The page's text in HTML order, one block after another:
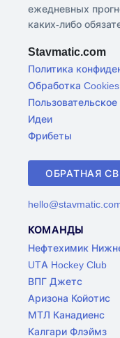
ежедневных
каких-либо
Stavmatic.com
Политика
Обработка Cookies
Идеи
Фрибеты
ОБРАТНАЯ
КОМАНДЫ
Нефтехимик
UTA Hockey Club
ВПГ Джетс
Аризона Койотис
МТЛ Канадиенс
Калгари Флэймз